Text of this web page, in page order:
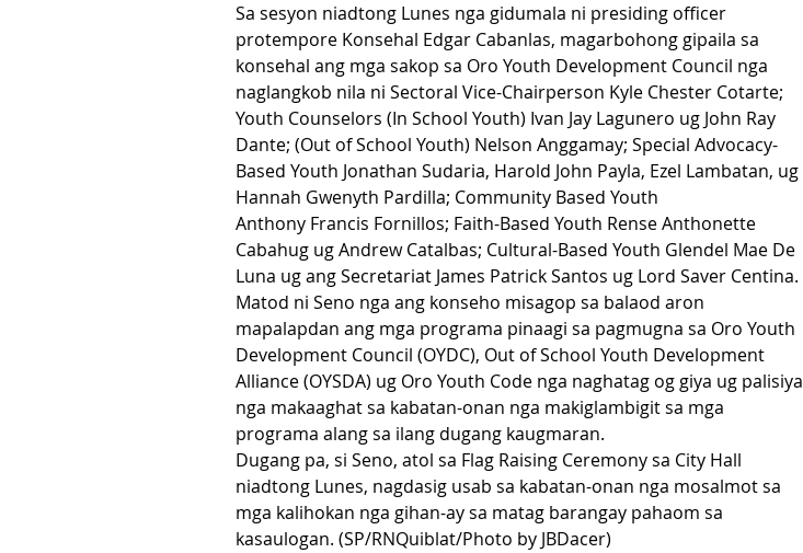
Sa sesyon niadtong Lunes nga gidumala ni presiding officer
protempore Konsehal Edgar Cabanlas, magarbohong gipaila sa
konsehal ang mga sakop sa Oro Youth Development Council nga
naglangkob nila ni Sectoral Vice-Chairperson Kyle Chester Cotarte;
Youth Counselors (In School Youth) Ivan Jay Lagunero ug John Ray
Dante; (Out of School Youth) Nelson Anggamay; Special Advocacy-
Based Youth Jonathan Sudaria, Harold John Payla, Ezel Lambatan, ug
Hannah Gwenyth Pardilla; Community Based Youth
Anthony Francis Fornillos; Faith-Based Youth Rense Anthonette
Cabahug ug Andrew Catalbas; Cultural-Based Youth Glendel Mae De
Luna ug ang Secretariat James Patrick Santos ug Lord Saver Centina.
Matod ni Seno nga ang konseho misagop sa balaod aron
mapalapdan ang mga programa pinaagi sa pagmugna sa Oro Youth
Development Council (OYDC), Out of School Youth Development
Alliance (OYSDA) ug Oro Youth Code nga naghatag og giya ug palisiya
nga makaaghat sa kabatan-onan nga makiglambigit sa mga
programa alang sa ilang dugang kaugmaran.
Dugang pa, si Seno, atol sa Flag Raising Ceremony sa City Hall
niadtong Lunes, nagdasig usab sa kabatan-onan nga mosalmot sa
mga kalihokan nga gihan-ay sa matag barangay pahaom sa
kasaulogan. (SP/RNQuiblat/Photo by JBDacer)